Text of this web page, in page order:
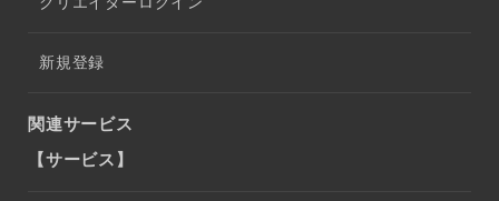
新規登録
関連サービス
【サービス】